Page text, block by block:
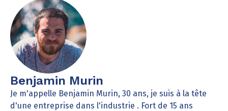
Benjamin Murin
Je m'appelle Benjamin Murin, 30 ans, je suis à la tête
d'une entreprise dans l'industrie . Fort de 15 ans